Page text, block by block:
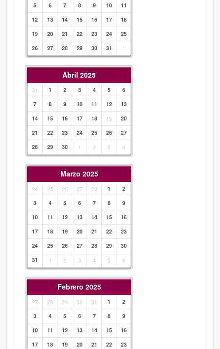
5 6 7 8 9 10
11
12
13 14 15 16 17
18
19
20 21 22 23 24
25
26
27 28 29 30 31 1
Abril 2025
31 1 2 3 4 5
6
7
8 9 10 11 12
13
14
15 16 17 18 19
20
21
22 23 24 25 26
27
28
29 30 1 2 3 4
Marzo 2025
24 25 26 27 28 1
2
3
4 5 6 7 8
9
10
11 12 13 14 15
16
17
18 19 20 21 22
23
24
25 26 27 28 29
30
31
1 2 3 4 5 6
Febrero 2025
27 28 29 30 31 1
2
3
4 5 6 7 8
9
10
11 12 13 14 15
16
17
18 19 20 21 22
23